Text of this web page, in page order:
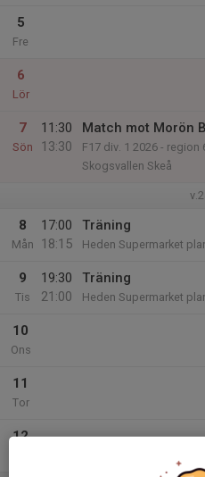
5
Fre
6
Lör
7
Sön
11:30
13:30
Match mot Morön
F17 div. 1 2026 - region
Skogsvallen Skeå
8
Mån
17:00
18:15
Träning
Heden Supermarket
9
Tis
19:30
21:00
Träning
Heden Supermarket
10
Ons
11
Tor
12